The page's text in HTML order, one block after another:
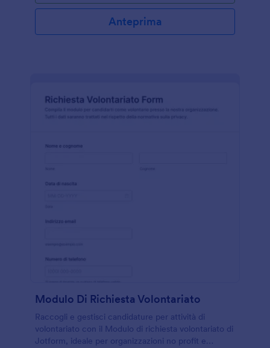
Anteprima
Modulo Di Richiesta Volontariato
Raccogli e gestisci candidature per attività di
volontariato con il Modulo di richiesta volontariato di
Jotform, ideale per organizzazioni no profit e